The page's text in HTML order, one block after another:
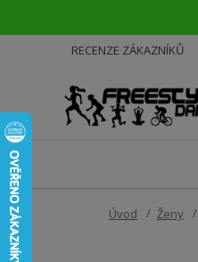
RECENZE ZÁKAZNÍKŮ
Úvod Ženy